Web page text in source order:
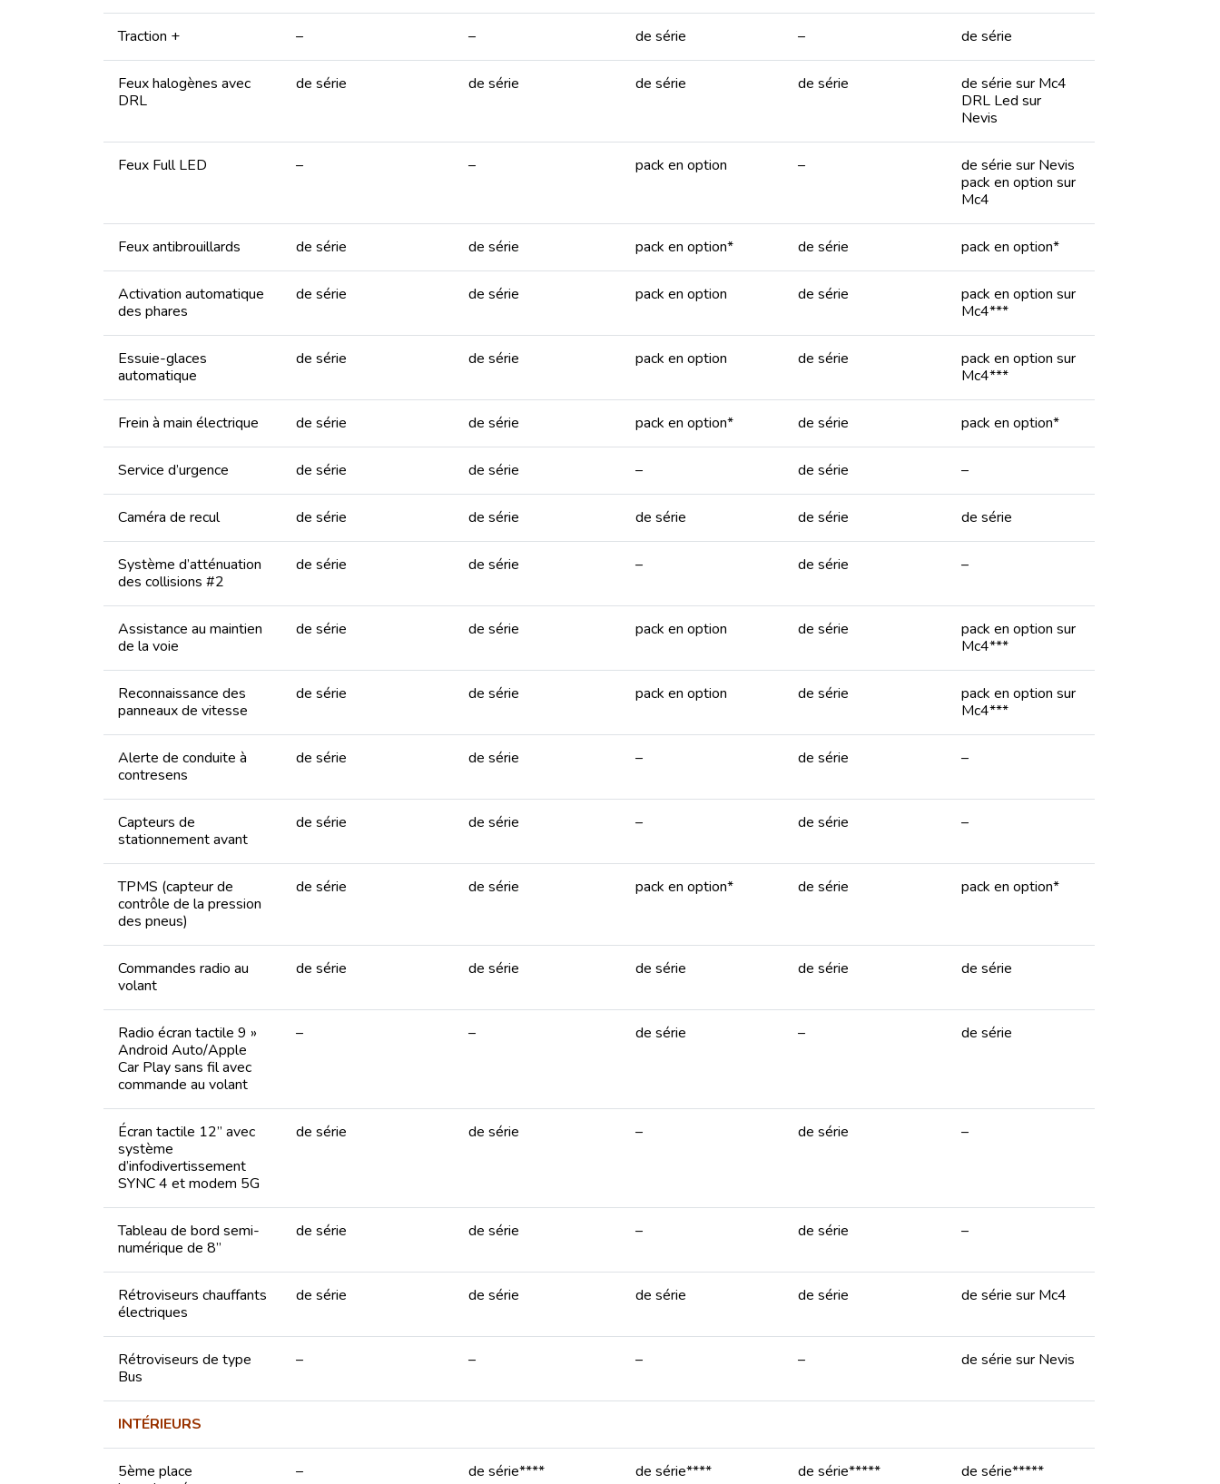
Traction + – – de série – de série
Feux halogènes avec
DRL
de série de série de série de série
de série sur Mc4
DRL Led sur
Nevis
Feux Full LED – – pack en option –
de série sur Nevis
pack en option sur
Mc4
Feux antibrouillards de série de série pack en option* de série pack en option*
Activation automatique
des phares
de série de série pack en option de série
pack en option sur
Mc4***
Essuie-glaces
automatique
de série de série pack en option de série
pack en option sur
Mc4***
Frein à main électrique de série de série pack en option* de série pack en option*
Service d’urgence de série de série – de série –
Caméra de recul de série de série de série de série de série
Système d’atténuation
des collisions #2
de série de série – de série –
Assistance au maintien
de la voie
de série de série pack en option de série
pack en option sur
Mc4***
Reconnaissance des
panneaux de vitesse
de série de série pack en option de série
pack en option sur
Mc4***
Alerte de conduite à
contresens
de série de série – de série –
Capteurs de
stationnement avant
de série de série – de série –
TPMS (capteur de
contrôle de la pression
des pneus)
de série de série pack en option* de série pack en option*
Commandes radio au
volant
de série de série de série de série de série
Radio écran tactile 9 »
Android Auto/Apple
Car Play sans fil avec
commande au volant
– – de série – de série
Écran tactile 12’’ avec
système
d’infodivertissement
SYNC 4 et modem 5G
de série de série – de série –
Tableau de bord semi-
numérique de 8’’
de série de série – de série –
Rétroviseurs chauffants
électriques
de série de série de série de série de série sur Mc4
Rétroviseurs de type
Bus
– – – – de série sur Nevis
INTÉRIEURS
5ème place
– de série**** de série**** de série***** de série*****